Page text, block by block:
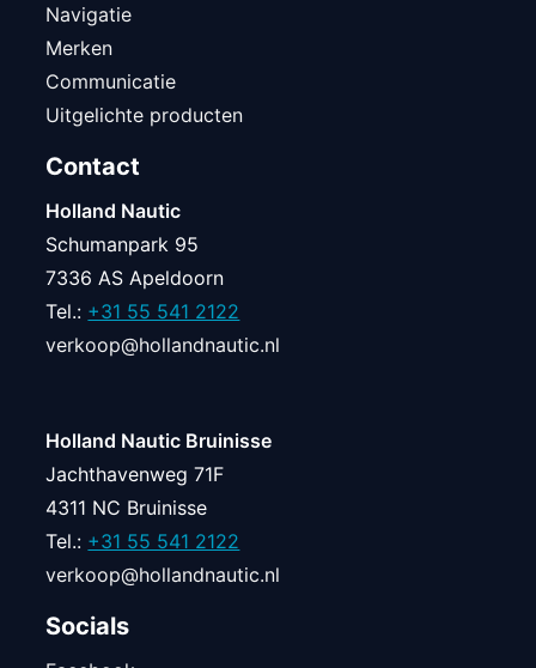
Navigatie
Merken
Communicatie
Uitgelichte producten
Contact
Holland Nautic
Schumanpark 95
7336 AS Apeldoorn
Tel.: +31 55 541 2122
verkoop@hollandnautic.nl
Holland Nautic Bruinisse
Jachthavenweg 71F
4311 NC Bruinisse
Tel.: +31 55 541 2122
verkoop@hollandnautic.nl
Socials